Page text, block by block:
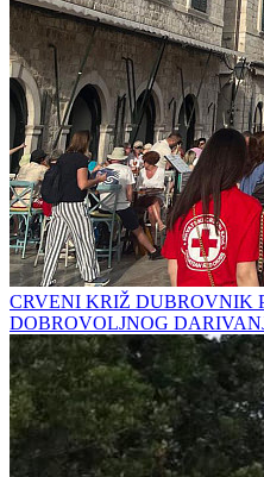
CRVENI KRIŽ DUBROVNIK
DOBROVOLJNOG